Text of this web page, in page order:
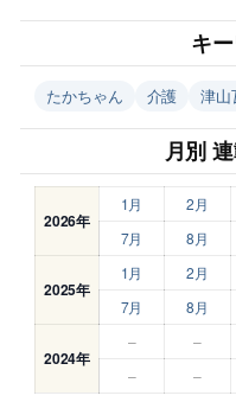
キ
たかちゃん 介護 津山
月別
2026年
1月 2月
7月
8月
2025年
1月 2月
7月
8月
2024年
– –
–
–